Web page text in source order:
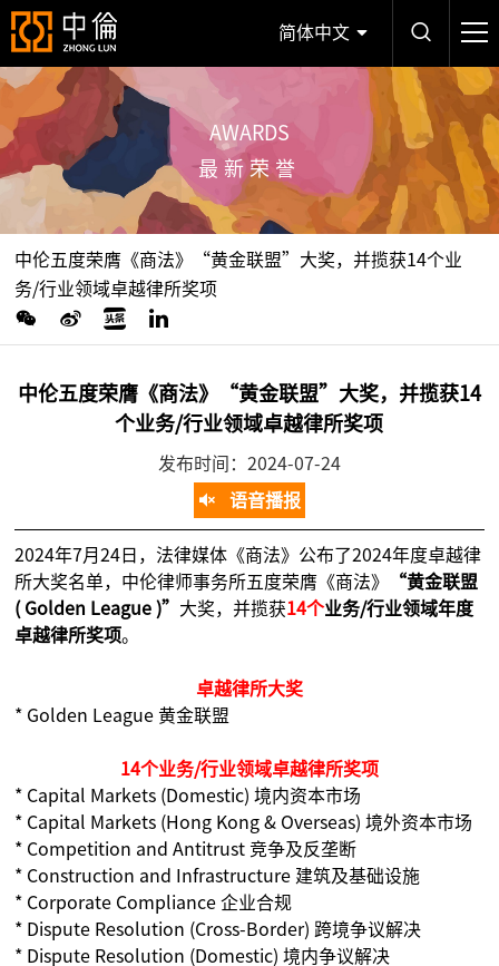
简体中文
AWARDS
最新荣誉
中伦五度荣膺《商法》“黄金联盟”大奖，并揽获14个业
务/行业领域卓越律所奖项
中伦五度荣膺《商法》“黄金联盟”大奖，并揽获14
个业务/行业领域卓越律所奖项
发布时间：2024-07-24
语音播报
2024年7月24日，法律媒体《商法》公布了2024年度卓越律
所大奖名单，中伦律师事务所五度荣膺《商法》
“黄金联盟
( Golden League )” 大奖，并揽获14个业务/行业领域年度
卓越律所奖项。
卓越律所大奖
* Golden League 黄金联盟
14个业务/行业领域卓越律所奖项
* Capital Markets (Domestic) 境内资本市场
* Capital Markets (Hong Kong & Overseas) 境外资本市场
* Competition and Antitrust 竞争及反垄断
* Construction and Infrastructure 建筑及基础设施
* Corporate Compliance 企业合规
* Dispute Resolution (Cross-Border) 跨境争议解决
* Dispute Resolution (Domestic) 境内争议解决